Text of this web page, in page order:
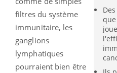
filtres du système
immunitaire, les
ganglions
lymphatiques
pourraient bien être